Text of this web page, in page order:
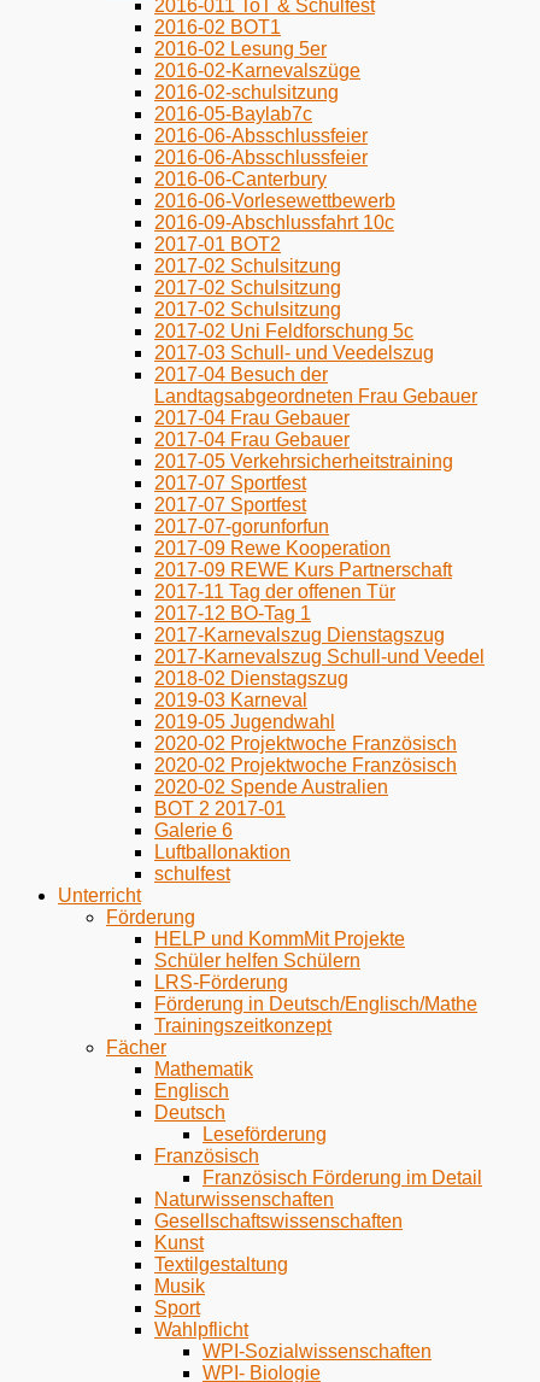
2016-011 ToT & Schulfest
2016-02 BOT1
2016-02 Lesung 5er
2016-02-Karnevalszüge
2016-02-schulsitzung
2016-05-Baylab7c
2016-06-Absschlussfeier
2016-06-Absschlussfeier
2016-06-Canterbury
2016-06-Vorlesewettbewerb
2016-09-Abschlussfahrt 10c
2017-01 BOT2
2017-02 Schulsitzung
2017-02 Schulsitzung
2017-02 Schulsitzung
2017-02 Uni Feldforschung 5c
2017-03 Schull- und Veedelszug
2017-04 Besuch der
Landtagsabgeordneten Frau Gebauer
2017-04 Frau Gebauer
2017-04 Frau Gebauer
2017-05 Verkehrsicherheitstraining
2017-07 Sportfest
2017-07 Sportfest
2017-07-gorunforfun
2017-09 Rewe Kooperation
2017-09 REWE Kurs Partnerschaft
2017-11 Tag der offenen Tür
2017-12 BO-Tag 1
2017-Karnevalszug Dienstagszug
2017-Karnevalszug Schull-und Veedel
2018-02 Dienstagszug
2019-03 Karneval
2019-05 Jugendwahl
2020-02 Projektwoche Französisch
2020-02 Projektwoche Französisch
2020-02 Spende Australien
BOT 2 2017-01
Galerie 6
Luftballonaktion
schulfest
Unterricht
Förderung
HELP und KommMit Projekte
Schüler helfen Schülern
LRS-Förderung
Förderung in Deutsch/Englisch/Mathe
Trainingszeitkonzept
Fächer
Mathematik
Englisch
Deutsch
Leseförderung
Französisch
Französisch Förderung im Detail
Naturwissenschaften
Gesellschaftswissenschaften
Kunst
Textilgestaltung
Musik
Sport
Wahlpflicht
WPI-Sozialwissenschaften
WPI- Biologie